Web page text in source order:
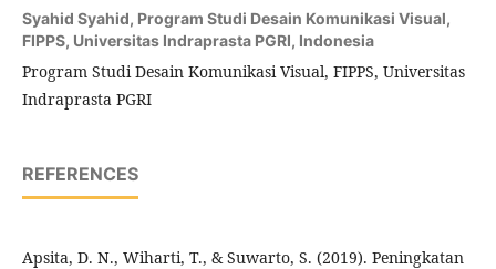
Syahid Syahid, Program Studi Desain Komunikasi Visual,
FIPPS, Universitas Indraprasta PGRI, Indonesia
Program Studi Desain Komunikasi Visual, FIPPS, Universitas
Indraprasta PGRI
REFERENCES
Apsita, D. N., Wiharti, T., & Suwarto, S. (2019). Peningkatan